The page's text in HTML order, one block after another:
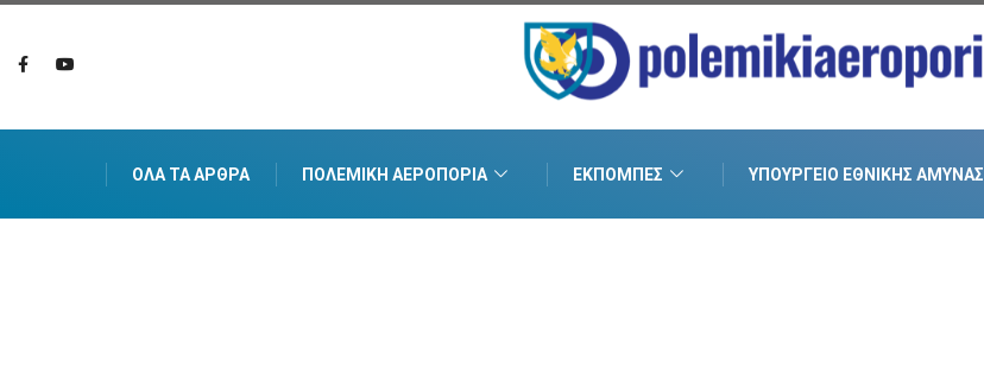
ΌΛΑ ΤΑ ΆΡΘΡΑ ΠΟΛΕΜΙΚΉ ΑΕΡΟΠΟΡΊΑ ΕΚΠΟΜΠΈΣ ΥΠΟΥΡΓΕΊΟ ΕΘΝΙΚΉΣ ΆΜΥΝΑΣ